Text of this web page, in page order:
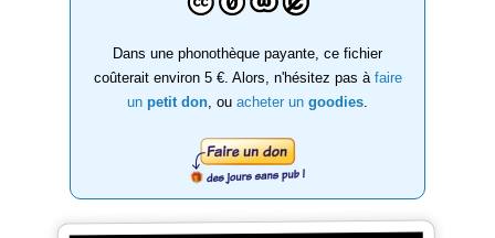
Dans une phonothèque payante, ce fichier
coûterait environ 5 €. Alors, n'hésitez pas à faire
un petit don , ou acheter un goodies